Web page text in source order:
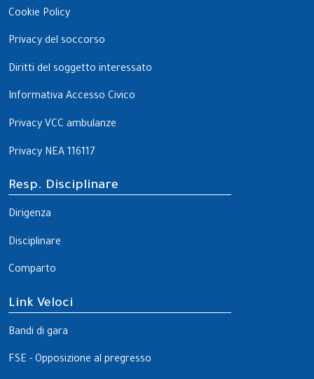
Cookie Policy
Privacy del soccorso
Diritti del soggetto interessato
Informativa Accesso Civico
Privacy VCC ambulanze
Privacy NEA 116117
Resp. Disciplinare
Dirigenza
Disciplinare
Comparto
Link Veloci
Bandi di gara
FSE - Opposizione al pregresso